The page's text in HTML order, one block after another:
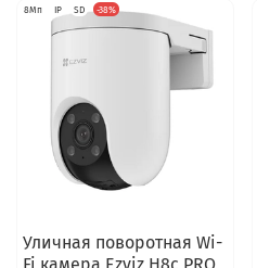
8Мп IP SD -38%
Уличная поворотная Wi-
Fi камера Ezviz H8c PRO